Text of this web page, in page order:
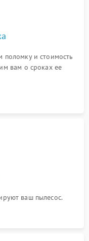
поломку и стоимость
вам о сроках ее
ваш пылесос.